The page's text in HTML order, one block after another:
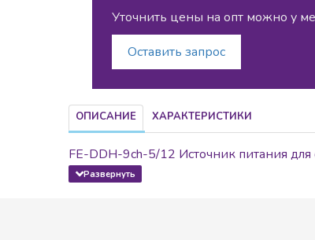
Уточнить цены на опт можно у
Оставить запрос
ОПИСАНИЕ ХАРАКТЕРИСТИКИ
FE-DDH-9ch-5/12 Источник питания